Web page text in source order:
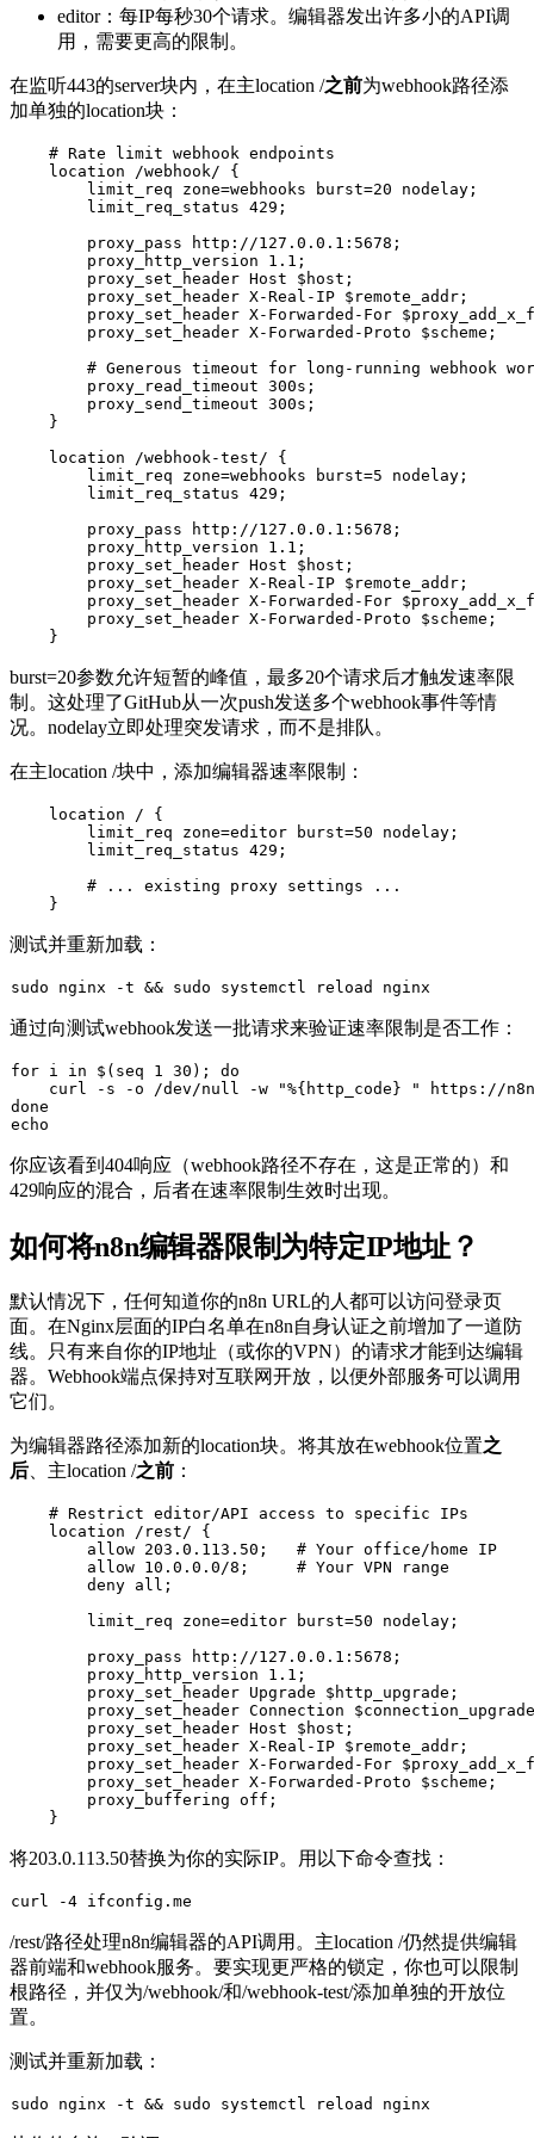
editor：每IP每秒30个请求。编辑器发出许多小的API调
用，需要更高的限制。
在监听443的server块内，在主location /之前为webhook路径添
加单独的location块：
    # Rate limit webhook endpoints
    location /webhook/ {
        limit_req zone=webhooks burst=20 nodelay;
        limit_req_status 429;
        proxy_pass http://127.0.0.1:5678;
        proxy_http_version 1.1;
        proxy_set_header Host $host;
        proxy_set_header X-Real-IP $remote_addr;
proxy_set_header X-Forwarded-For
        proxy_set_header X-Forwarded-Proto $scheme;
# Generous timeout for long-running webhook
        proxy_read_timeout 300s;
        proxy_send_timeout 300s;
    }
    location /webhook-test/ {
        limit_req zone=webhooks burst=5 nodelay;
        limit_req_status 429;
        proxy_pass http://127.0.0.1:5678;
        proxy_http_version 1.1;
        proxy_set_header Host $host;
        proxy_set_header X-Real-IP $remote_addr;
proxy_set_header X-Forwarded-For
        proxy_set_header X-Forwarded-Proto $scheme;
burst=20参数允许短暂的峰值，最多20个请求后才触发速率限
制。这处理了GitHub从一次push发送多个webhook事件等情
况。 nodelay立即处理突发请求，而不是排队。
在主location /块中，添加编辑器速率限制：
    location / {
        limit_req zone=editor burst=50 nodelay;
        limit_req_status 429;
        # ... existing proxy settings ...
测试并重新加载：
sudo nginx -t && sudo
通过向测试webhook发送一批请求来验证速率限制是否工作：
for i in $( seq 1 30); do
    curl -s -o /dev/null -w
"%{http_code} "
done
echo
你应该看到 404响应（webhook路径不存在，这是正常的）和
429响应的混合，后者在速率限制生效时出现。
如何将n8n编辑器限制为特定IP地址？
默认情况下，任何知道你的n8n URL的人都可以访问登录页
面。在Nginx层面的IP白名单在n8n自身认证之前增加了一道防
线。只有来自你的IP地址（或你的VPN）的请求才能到达编辑
器。Webhook端点保持对互联网开放，以便外部服务可以调用
它们。
为编辑器路径添加新的location块。将其放在webhook位置之
后 、主location /之前 ：
    # Restrict editor/API access to specific IPs
    location /rest/ {
        allow 203.0.113.50;   # Your office/home IP
        allow 10.0.0.0/8;     # Your VPN range
        deny all;
        limit_req zone=editor burst=50 nodelay;
        proxy_pass http://127.0.0.1:5678;
        proxy_http_version 1.1;
        proxy_set_header Upgrade $http_upgrade;
proxy_set_header Connection
        proxy_set_header Host $host;
        proxy_set_header X-Real-IP $remote_addr;
proxy_set_header X-Forwarded-For
        proxy_set_header X-Forwarded-Proto $scheme;
        proxy_buffering off;
将203.0.113.50替换为你的实际IP。用以下命令查找：
/rest/路径处理n8n编辑器的API调用。主location /仍然提供编辑
器前端和webhook服务。要实现更严格的锁定，你也可以限制
根路径，并仅为/webhook/和/webhook-test/添加单独的开放位
置。
测试并重新加载：
sudo nginx -t && sudo